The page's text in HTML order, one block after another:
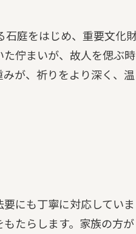
石庭をはじめ、重要文化
佇まいが、故人を偲ぶ時
が、祈りをより深く、温
にも丁寧に対応していま
たらします。家族の方が